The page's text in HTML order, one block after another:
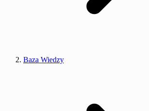
Baza Wiedzy